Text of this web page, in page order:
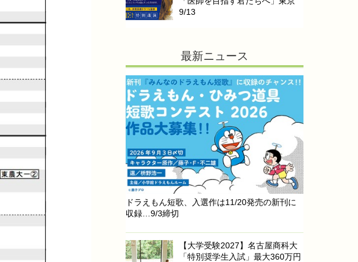
9/13
最新ニュース
ドラえもん短歌、入選作は11/20発売の新刊に
収録…9/3締切
【大学受験2027】名古屋商科大
「特別奨学生入試」最大360万円